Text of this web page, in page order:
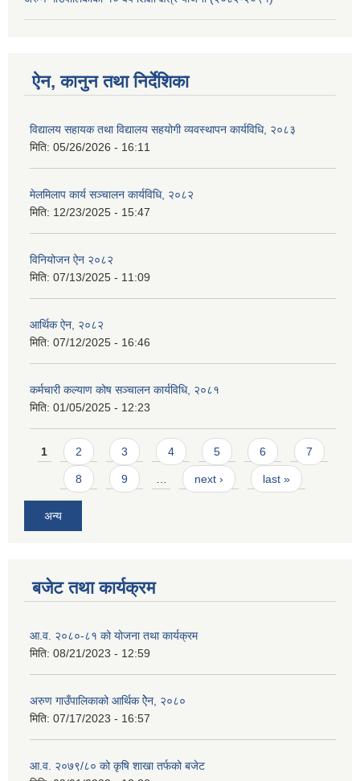
ऐन, कानुन तथा निर्देशिका
विद्यालय सहायक तथा विद्यालय सहयोगी व्यवस्थापन कार्यविधि, २०८३
मिति: 05/26/2026 - 16:11
मेलमिलाप कार्य सञ्चालन कार्यविधि, २०८२
मिति: 12/23/2025 - 15:47
विनियोजन ऐन २०८२
मिति: 07/13/2025 - 11:09
आर्थिक ऐन, २०८२
मिति: 07/12/2025 - 16:46
कर्मचारी कल्याण कोष सञ्चालन कार्यविधि, २०८१
मिति: 01/05/2025 - 12:23
Pages
1 2 3 4 5 6 7
8 9 next › last »
अन्य
बजेट तथा कार्यक्रम
आ.व. २०८०-८१ को योजना तथा कार्यक्रम
मिति: 08/21/2023 - 12:59
अरुण गाउँपालिकाको आर्थिक ऐेन, २०८०
मिति: 07/17/2023 - 16:57
आ.व. २०७९/८० को कृषि शाखा तर्फको बजेट